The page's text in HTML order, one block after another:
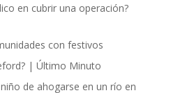
en cubrir una operación?
con festivos
| Último Minuto
de ahogarse en un río en